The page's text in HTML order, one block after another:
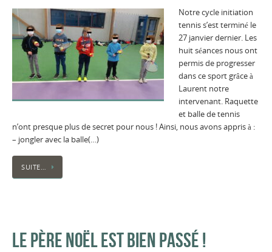
Notre cycle initiation
tennis s’est terminé le
27 janvier dernier. Les
huit séances nous ont
permis de progresser
dans ce sport grâce à
Laurent notre
intervenant. Raquette
et balle de tennis
n’ont presque plus de secret pour nous ! Ainsi, nous avons appris à :
– jongler avec la balle(…)
SUITE…
LE PÈRE NOËL EST BIEN PASSÉ !